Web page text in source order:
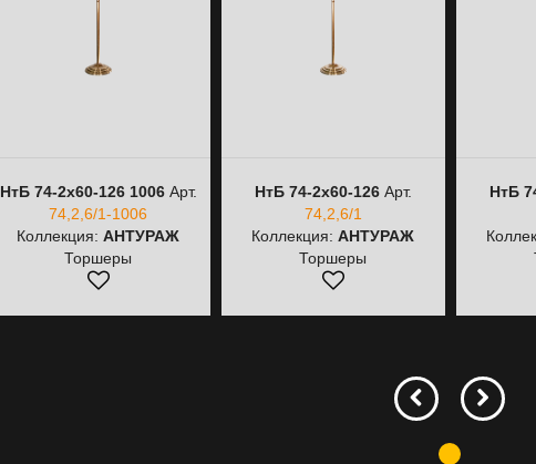
НтБ 74-2х60-126 1006Арт.
74,2,6/1-1006
Коллекция: АНТУРАЖ
Торшеры
НтБ 74-2х60-126Арт.
74,2,6/1
Коллекция: АНТУРАЖ
Торшеры
НтБ